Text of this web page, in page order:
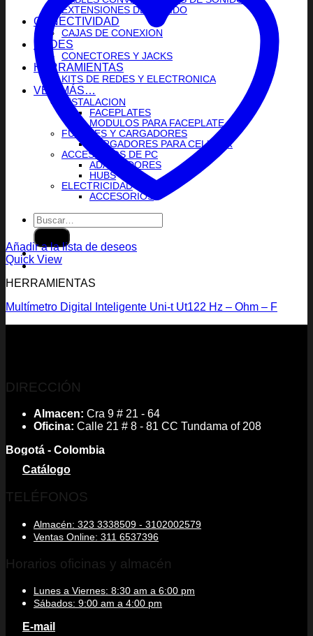
EXTENSIONES DE SONIDO
CONECTIVIDAD
CAJAS DE CONEXION
REDES
CONECTORES Y JACKS
HERRAMIENTAS
KITS DE REDES Y ELECTRONICA
VER MÁS…
INSTALACION
FACEPLATES
MODULOS PARA FACEPLATE
FUENTES Y CARGADORES
CARGADORES PARA CELULAR
ACCESORIOS DE PC
ADAPTADORES
HUBS
ELECTRICIDAD
ACCESORIOS
Buscar
por:
Añadir a la lista de deseos
Quick View
HERRAMIENTAS
Multímetro Digital Inteligente Uni-t Ut122 Hz – Ohm – F
DIRECCIÓN
Almacen: Cra 9 # 21 - 64
Oficina: Calle 21 # 8 - 81 CC Tundama of 208
Bogotá - Colombia
Catálogo
TELÉFONOS
Almacén: 323 3338509 - 3102002579
Ventas Online: 311 6537396
Horarios oficinas y almacén
Lunes a Viernes: 8:30 am a 6:00 pm
Sábados: 9:00 am a 4:00 pm
E-mail